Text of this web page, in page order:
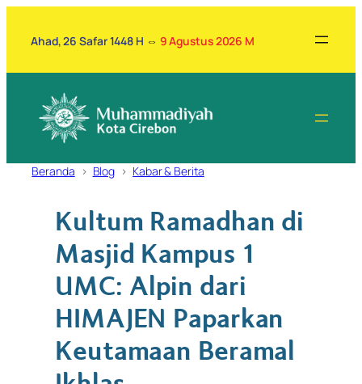
Ahad, 26 Safar 1448 H ⇔ 9 Agustus 2026 M
Beranda Blog Kabar & Berita
Kultum Ramadhan di
Masjid Kampus 1
UMC: Alpin dari
HIMAJEN Paparkan
Keutamaan Beramal